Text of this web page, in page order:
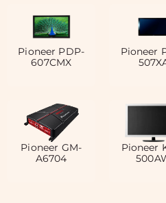
Pioneer PDP-
607CMX
Pioneer
Pioneer GM-
A6704
Pioneer